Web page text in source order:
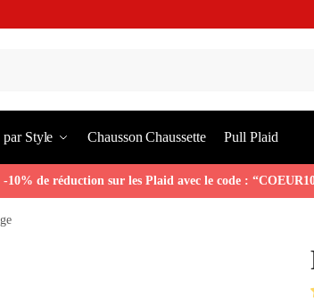
par Style Chausson Chaussette Pull Plaid
-10% de réduction sur les Plaid avec le code :